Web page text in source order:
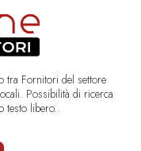
tra Fornitori del settore
Possibilità di ricerca
testo libero..